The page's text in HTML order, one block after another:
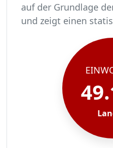
auf der Grundlage
und zeigt einen
In Landau leben
Von diesen 49123
Ca. 479 dieser
Der Großteil der